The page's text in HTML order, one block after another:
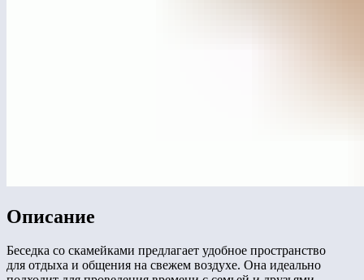
Описание
Беседка со скамейками предлагает удобное пространство
для отдыха и общения на свежем воздухе. Она идеально